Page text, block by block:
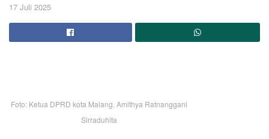
17 Juli 2025
Foto: Ketua DPRD kota Malang, Amithya Ratnanggani
Sirraduhita